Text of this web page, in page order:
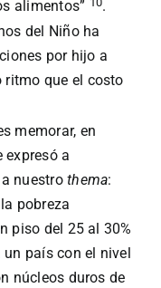
alimentos”
.
del Niño ha
por hijo a
ritmo que el costo
memorar, en
expresó a
a nuestrothema:
pobreza
piso del 25 al 30%
país con el nivel
núcleos duros de